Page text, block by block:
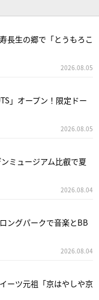
長生の郷で「とうもろこ
2026.08.05
」オープン！限定ドー
2026.08.05
ミュージアム比叡で夏
2026.08.04
ングパークで音楽とBB
2026.08.04
ーツ元祖「京はやしや京